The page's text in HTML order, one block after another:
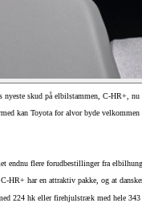
skud på elbilstammen, C-HR+, nu
kan Toyota for alvor byde
flere forudbestillinger fra
har en attraktiv pakke, og at
hk eller firehjulstræk med hele